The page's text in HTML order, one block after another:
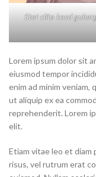
Stet clita kasd
Lorem ipsum dolor sit
eiusmod tempor
enim ad minim
ut aliquip ex ea
reprehenderit. Lorem
elit.
Etiam vitae leo et
risus, vel rutrum erat